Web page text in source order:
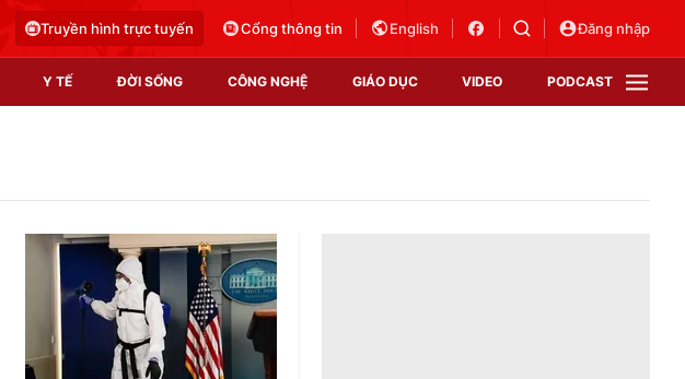
Truyền hình trực tuyến Cổng thông tin English Đăng nhập
Y TẾ ĐỜI SỐNG CÔNG NGHỆ GIÁO DỤC VIDEO PODCAST
Video
Shorts video
Podcast
VTV Sức khoẻ